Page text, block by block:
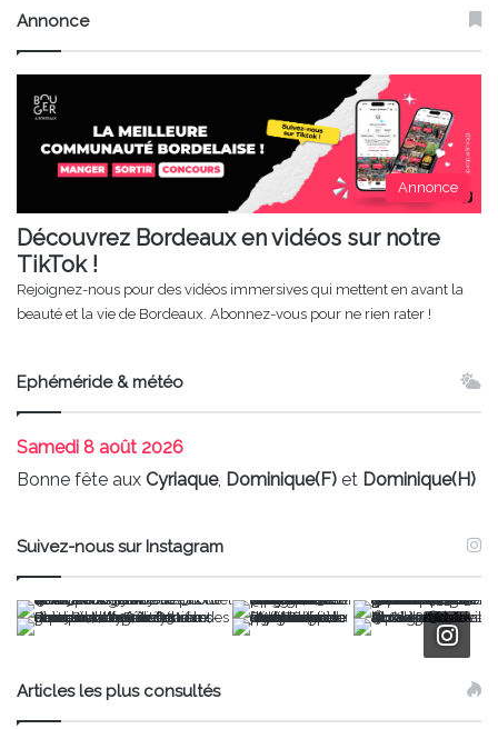
Annonce
Annonce
Découvrez Bordeaux en vidéos sur notre
TikTok !
Rejoignez-nous pour des vidéos immersives qui mettent en avant la
beauté et la vie de Bordeaux. Abonnez-vous pour ne rien rater !
Ephéméride & météo
Samedi 8 août 2026
Bonne fête aux Cyriaque, Dominique(F) et Dominique(H)
Suivez-nous sur Instagram
Articles les plus consultés